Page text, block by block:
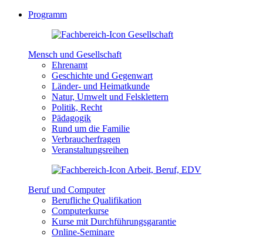
Programm
Mensch und Gesellschaft
Ehrenamt
Geschichte und Gegenwart
Länder- und Heimatkunde
Natur, Umwelt und Felsklettern
Politik, Recht
Pädagogik
Rund um die Familie
Verbraucherfragen
Veranstaltungsreihen
Beruf und Computer
Berufliche Qualifikation
Computerkurse
Kurse mit Durchführungsgarantie
Online-Seminare